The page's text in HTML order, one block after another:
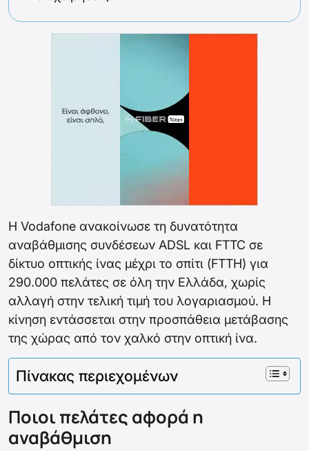
Η Vodafone ανακοίνωσε τη δυνατότητα
αναβάθμισης συνδέσεων ADSL και FTTC σε
δίκτυο οπτικής ίνας μέχρι το σπίτι (FTTH) για
290.000 πελάτες σε όλη την Ελλάδα, χωρίς
αλλαγή στην τελική τιμή του λογαριασμού. Η
κίνηση εντάσσεται στην προσπάθεια μετάβασης
της χώρας από τον χαλκό στην οπτική ίνα.
Πίνακας περιεχομένων
Ποιοι πελάτες αφορά η
αναβάθμιση